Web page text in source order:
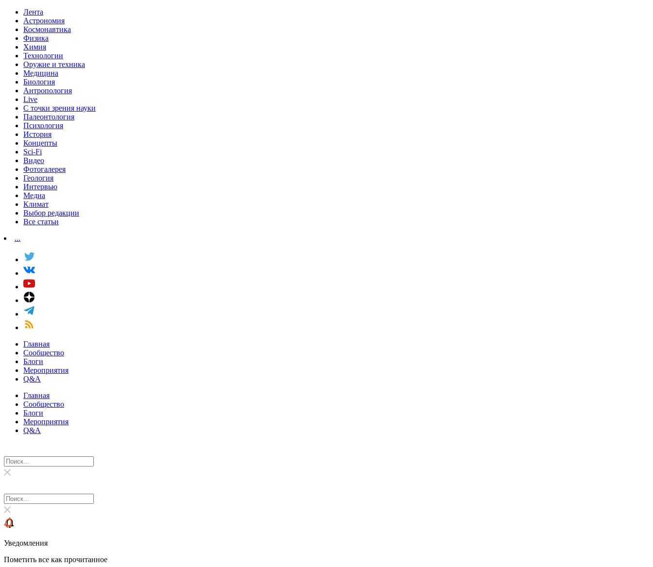
Лента
Астрономия
Космонавтика
Физика
Химия
Технологии
Оружие и техника
Медицина
Биология
Антропология
Live
С точки зрения науки
Палеонтология
Психология
История
Концепты
Sci-Fi
Видео
Фотогалерея
Геология
Интервью
Медиа
Климат
Выбор редакции
Все статьи
...
Главная
Сообщество
Блоги
Мероприятия
Q&A
Главная
Сообщество
Блоги
Мероприятия
Q&A
Уведомления
Пометить все как прочитанное